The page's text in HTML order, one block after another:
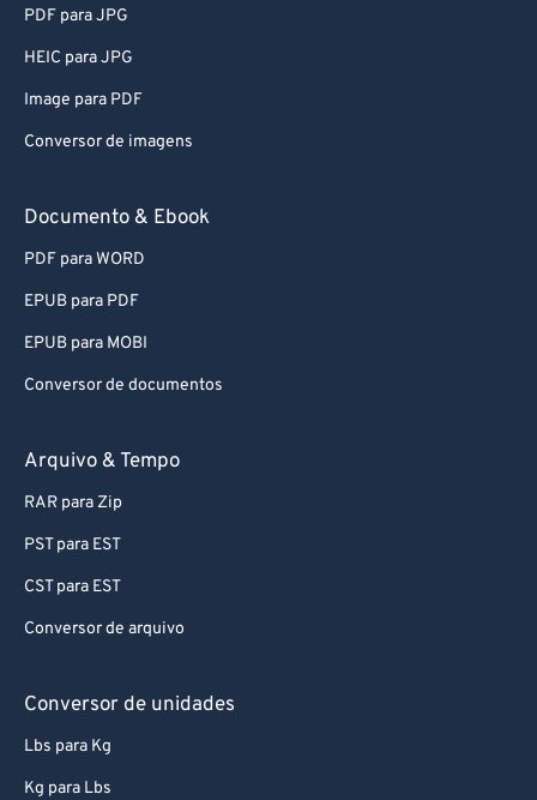
PDF para JPG
HEIC para JPG
Image para PDF
Conversor de imagens
Documento & Ebook
PDF para WORD
EPUB para PDF
EPUB para MOBI
Conversor de documentos
Arquivo & Tempo
RAR para Zip
PST para EST
CST para EST
Conversor de arquivo
Conversor de unidades
Lbs para Kg
Kg para Lbs